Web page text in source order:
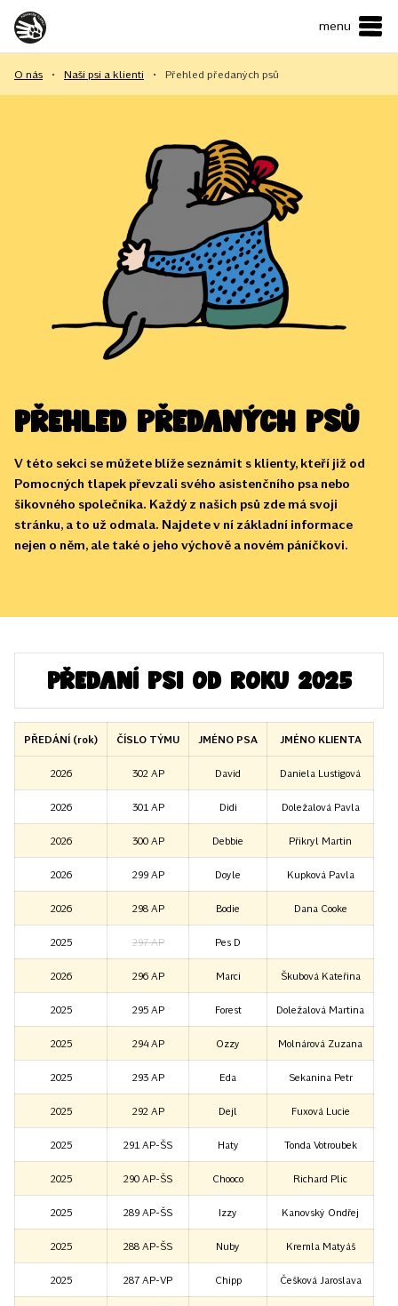
menu
O NÁS
JAK MŮŽETE POMOCI?
E-shop
Podpořit
O nás • Naši psi a klienti • Přehled předaných psů
Přehled předaných psů
V této sekci se můžete blíže seznámit s klienty, kteří již od
Pomocných tlapek převzali svého asistenčního psa nebo
šikovného společníka. Každý z našich psů zde má svoji
stránku, a to už odmala. Najdete v ní základní informace
nejen o něm, ale také o jeho výchově a novém páníčkovi.
Předaní psi od roku 2025
PŘEDÁNÍ (rok) ČÍSLO TÝMU JMÉNO PSA JMÉNO KLIENTA
2026 302 AP David Daniela Lustigová
2026 301 AP Didi Doležalová Pavla
2026 300 AP Debbie Přikryl Martin
2026 299 AP Doyle Kupková Pavla
2026 298 AP Bodie Dana Cooke
2025 297 AP Pes D
2026 296 AP Marci Škubová Kateřina
2025 295 AP Forest Doležalová Martina
2025 294 AP Ozzy Molnárová Zuzana
2025 293 AP Eda Sekanina Petr
2025 292 AP Dejl Fuxová Lucie
2025 291 AP-ŠS Haty Tonda Votroubek
2025 290 AP-ŠS Chooco Richard Plic
2025 289 AP-ŠS Izzy Kanovský Ondřej
2025 288 AP-ŠS Nuby Kremla Matyáš
2025 287 AP-VP Chipp Češková Jaroslava